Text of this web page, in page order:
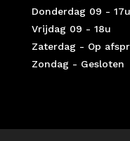
Donderdag 09 - 17u
Vrijdag 09 - 18u
Zaterdag - Op
Zondag - Gesloten